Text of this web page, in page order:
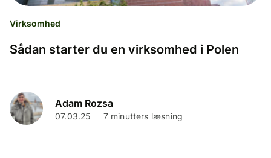
Virksomhed
Sådan starter du en virksomhed i Polen
Adam Rozsa
07.03.25 7 minutters læsning